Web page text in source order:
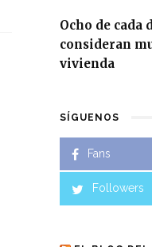
Ocho de cada
consideran
vivienda
SÍGUENOS
Fans
Followers